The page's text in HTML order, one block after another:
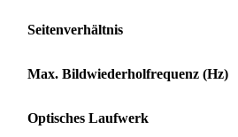
Seitenverhältnis
Max. Bildwiederholfrequenz (Hz)
Optisches Laufwerk